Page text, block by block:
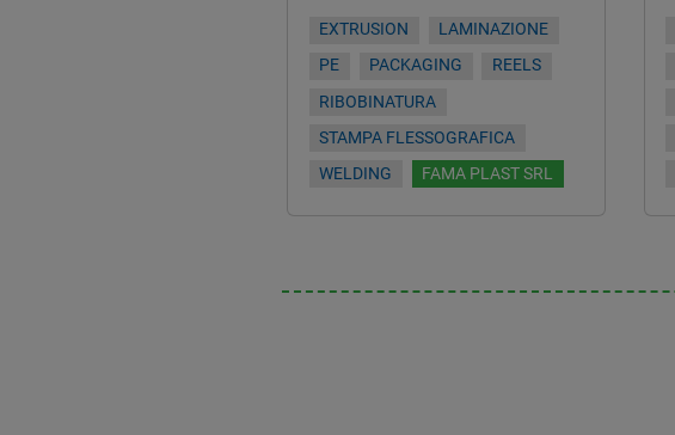
EXTRUSION
LAMINAZIONE
PE
PACKAGING
REELS
RIBOBINATURA
STAMPA FLESSOGRAFICA
WELDING
FAMA PLAST SRL